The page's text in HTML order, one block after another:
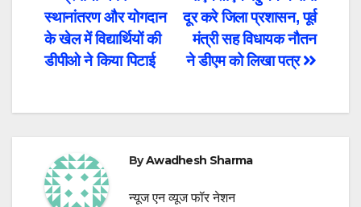
navigation
दूर करे जिला प्रशासन, पूर्व
मंत्री सह विधायक नौतन
ने डीएम को लिखा पत्र
स्थानांतरण और योगदान
के खेल में विद्यार्थियों की
डीपीओ ने किया पिटाई
ByAwadhesh Sharma
न्यूज एन व्यूज फॉर नेशन